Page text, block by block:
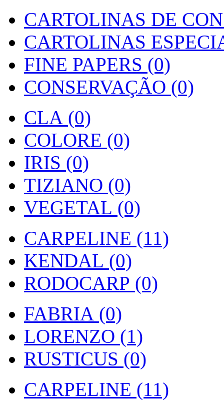
CARTOLINAS DE
CARTOLINAS
FINE PAPERS (0)
CONSERVAÇÃO (0)
CLA (0)
COLORE (0)
IRIS (0)
TIZIANO (0)
VEGETAL (0)
CARPELINE (11)
KENDAL (0)
RODOCARP (0)
FABRIA (0)
LORENZO (1)
RUSTICUS (0)
CARPELINE (11)